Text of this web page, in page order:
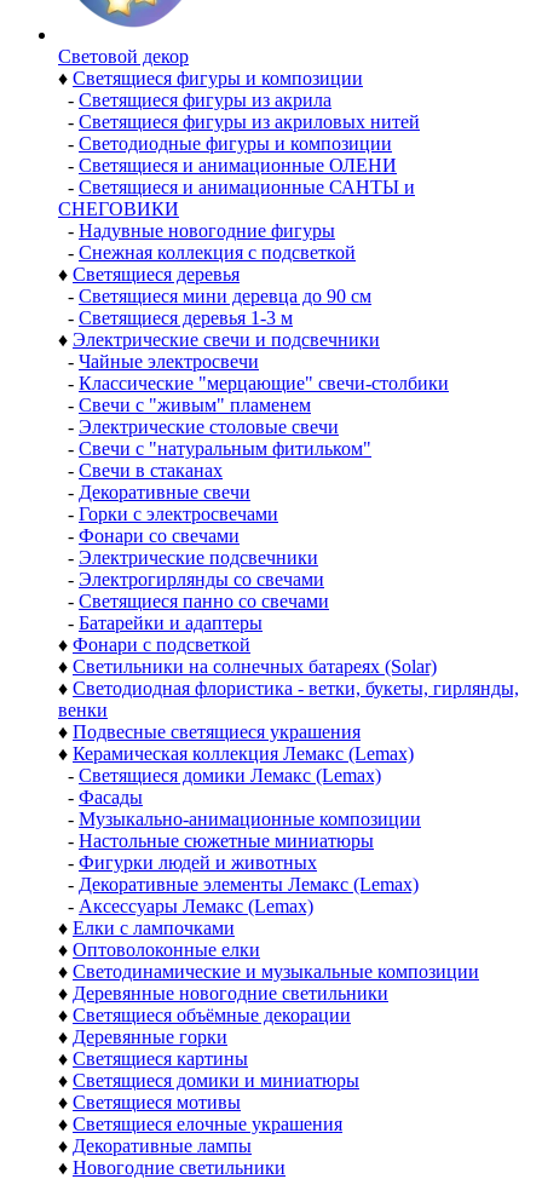
Световой декор
♦ Светящиеся фигуры и композиции
- Светящиеся фигуры из акрила
- Светящиеся фигуры из акриловых нитей
- Светодиодные фигуры и композиции
- Светящиеся и анимационные ОЛЕНИ
- Светящиеся и анимационные САНТЫ и
СНЕГОВИКИ
- Надувные новогодние фигуры
- Снежная коллекция с подсветкой
♦ Светящиеся деревья
- Светящиеся мини деревца до 90 см
- Светящиеся деревья 1-3 м
♦ Электрические свечи и подсвечники
- Чайные электросвечи
- Классические "мерцающие" свечи-столбики
- Свечи с "живым" пламенем
- Электрические столовые свечи
- Свечи с "натуральным фитильком"
- Свечи в стаканах
- Декоративные свечи
- Горки с электросвечами
- Фонари со свечами
- Электрические подсвечники
- Электрогирлянды со свечами
- Светящиеся панно со свечами
- Батарейки и адаптеры
♦ Фонари с подсветкой
♦ Светильники на солнечных батареях (Solar)
♦ Светодиодная флористика - ветки, букеты, гирлянды,
венки
♦ Подвесные светящиеся украшения
♦ Керамическая коллекция Лемакс (Lemax)
- Светящиеся домики Лемакс (Lemax)
- Фасады
- Музыкально-анимационные композиции
- Настольные сюжетные миниатюры
- Фигурки людей и животных
- Декоративные элементы Лемакс (Lemax)
- Аксессуары Лемакс (Lemax)
♦ Елки с лампочками
♦ Оптоволоконные елки
♦ Светодинамические и музыкальные композиции
♦ Деревянные новогодние светильники
♦ Светящиеся объёмные декорации
♦ Деревянные горки
♦ Светящиеся картины
♦ Светящиеся домики и миниатюры
♦ Светящиеся мотивы
♦ Светящиеся елочные украшения
♦ Декоративные лампы
♦ Новогодние светильники